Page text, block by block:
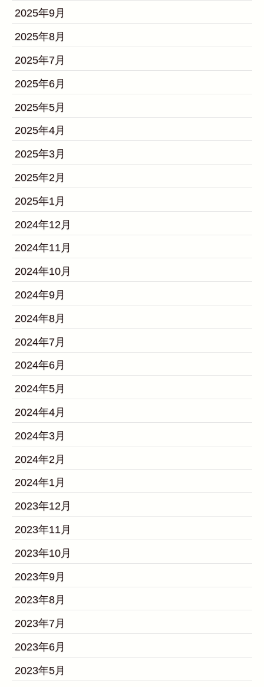
2025年9月
2025年8月
2025年7月
2025年6月
2025年5月
2025年4月
2025年3月
2025年2月
2025年1月
2024年12月
2024年11月
2024年10月
2024年9月
2024年8月
2024年7月
2024年6月
2024年5月
2024年4月
2024年3月
2024年2月
2024年1月
2023年12月
2023年11月
2023年10月
2023年9月
2023年8月
2023年7月
2023年6月
2023年5月